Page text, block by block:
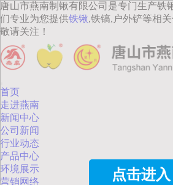
点击进入
唐山市燕南制锹有限公司是专门生产铁
们专业为您提供铁锹,铁镐,户外铲等相
敬请关注！
首页
走进燕南
新闻中心
公司新闻
行业动态
产品中心
环境展示
营销网络